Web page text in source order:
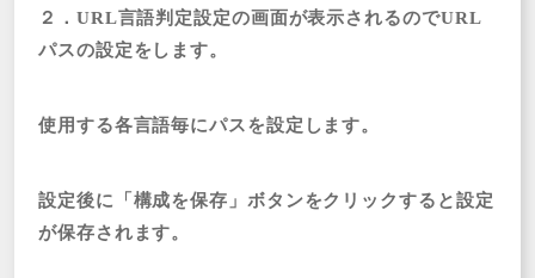
２．URL言語判定設定の画面が表示されるのでURL
パスの設定をします。
使用する各言語毎にパスを設定します。
設定後に「構成を保存」ボタンをクリックすると設定
が保存されます。